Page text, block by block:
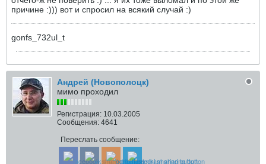
причине :))) вот и спросил на всякий случай :)
gonfs_732ul_t
Андрей (Новополоцк)
мимо проходил
Регистрация: 10.03.2005
Сообщения: 4641
Переслать сообщение: